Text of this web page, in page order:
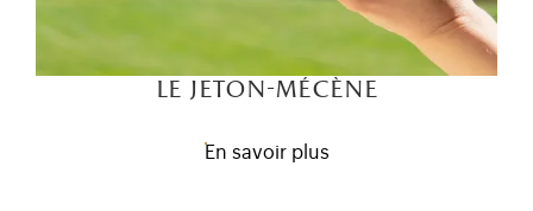
le jeton-mécène
En savoir plus